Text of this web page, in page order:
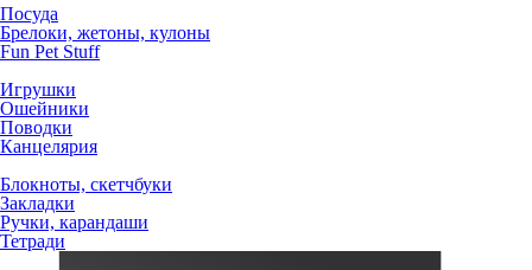
Посуда
Брелоки, жетоны, кулоны
Fun Pet Stuff
Игрушки
Ошейники
Поводки
Канцелярия
Блокноты, скетчбуки
Закладки
Ручки, карандаши
Тетради